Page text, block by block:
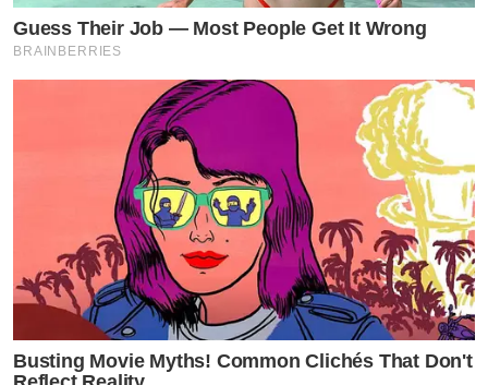
Guess Their Job — Most People Get It Wrong
BRAINBERRIES
Busting Movie Myths! Common Clichés That Don't